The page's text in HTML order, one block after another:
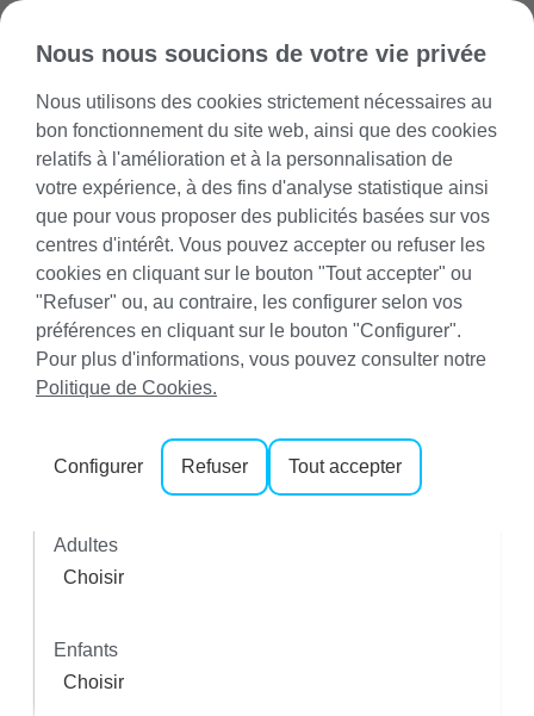
Réservez votre
location Cala
Mesquida
Découvrez le charme de Majorque
Adultes
Enfants
Nous nous soucions de votre vie privée
Nous utilisons des cookies strictement nécessaires au
bon fonctionnement du site web, ainsi que des cookies
relatifs à l'amélioration et à la personnalisation de
votre expérience, à des fins d'analyse statistique ainsi
que pour vous proposer des publicités basées sur vos
centres d'intérêt. Vous pouvez accepter ou refuser les
cookies en cliquant sur le bouton "Tout accepter" ou
"Refuser" ou, au contraire, les configurer selon vos
préférences en cliquant sur le bouton "Configurer".
Pour plus d'informations, vous pouvez consulter notre
Politique de Cookies.
Configurer Refuser Tout accepter